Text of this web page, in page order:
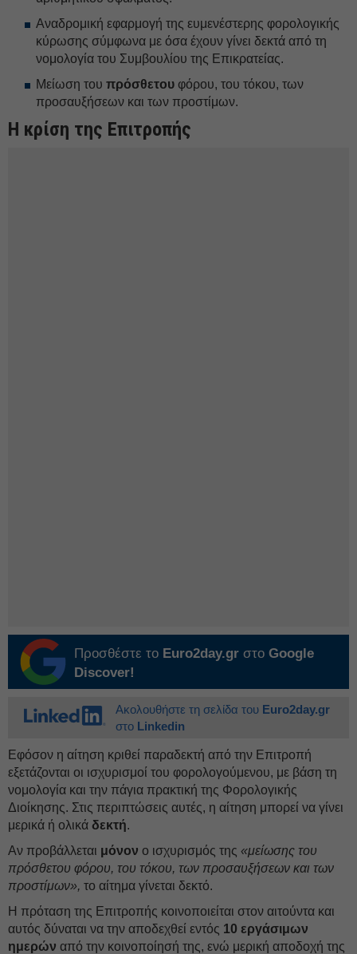
Αναδρομική εφαρμογή της ευμενέστερης φορολογικής
κύρωσης σύμφωνα με όσα έχουν γίνει δεκτά από τη
νομολογία του Συμβουλίου της Επικρατείας.
Μείωση του πρόσθετου φόρου, του τόκου, των
προσαυξήσεων και των προστίμων.
Η κρίση της Επιτροπής
Προσθέστε το Euro2day.gr στο Google
Discover!
Ακολουθήστε τη σελίδα του Euro2day.gr
στο Linkedin
Εφόσον η αίτηση κριθεί παραδεκτή από την Επιτροπή
εξετάζονται οι ισχυρισμοί του φορολογούμενου, με βάση τη
νομολογία και την πάγια πρακτική της Φορολογικής
Διοίκησης. Στις περιπτώσεις αυτές, η αίτηση μπορεί να γίνει
μερικά ή ολικά δεκτή.
Αν προβάλλεται μόνον ο ισχυρισμός της «μείωσης του
πρόσθετου φόρου, του τόκου, των προσαυξήσεων και των
προστίμων», το αίτημα γίνεται δεκτό.
Η πρόταση της Επιτροπής κοινοποιείται στον αιτούντα και
αυτός δύναται να την αποδεχθεί εντός 10 εργάσιμων
ημερών από την κοινοποίησή της, ενώ μερική αποδοχή της